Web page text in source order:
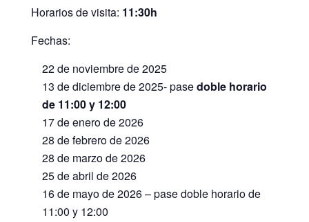
Horarios de visita: 11:30h
Fechas:
22 de noviembre de 2025
13 de diciembre de 2025- pasedoble horario
de 11:00 y 12:00
17 de enero de 2026
28 de febrero de 2026
28 de marzo de 2026
25 de abril de 2026
16 de mayo de 2026 – pase doble horario de
11:00 y 12:00